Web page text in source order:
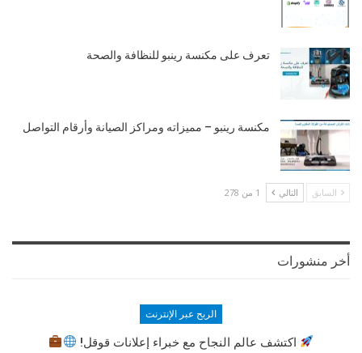
تعرف على مكنسة رينبو للنظافة والصحة
مكنسة رينبو – مميزاته ومراكز الصيانة وأرقام التواصل
السابق التالي 1 من 278
أخر منشورات
الربح عبر الإنترنت
اكتشف عالم النجاح مع خبراء إعلانات قوقل!